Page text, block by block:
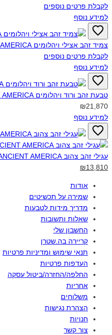
לקבלת פרטים נוספים
למידע נוסף
צמיד זהב אצילי ויהלומים ANCIENT AMERICA‎
לקבלת פרטים נוספים
למידע נוסף
טבעת זהב ורוד ויהלומים ANCIENT AMERICA בינונית‎
₪21,870
למידע נוסף
עגילי זהב צהוב ANCIENT AMERICA ארוכים‎
₪13,810
אודות
שמירה על תכשיטים
מדריך מידות לטבעות
שאלות ותשובות
החשבון שלי
קריירה בה.שטרן
תנאי שימוש ומדיניות פרטיות
העדפות פרטיות
החלפה/החזרה/ביטול עסקה
אחריות
משלוחים
הצהרת נגישות
חנויות
צור קשר